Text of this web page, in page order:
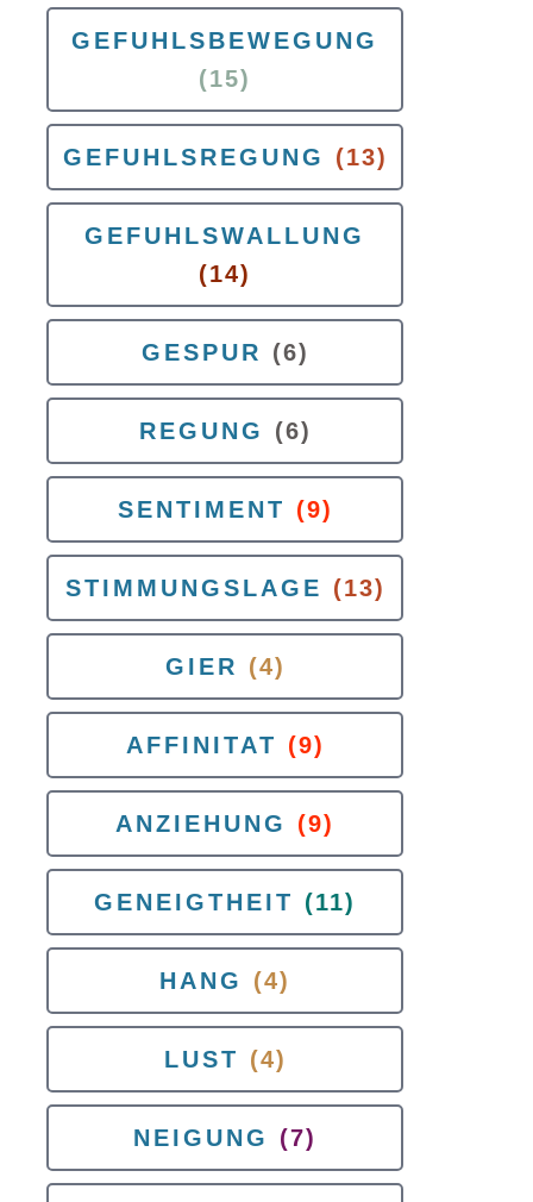
GEFUHLSBEWEGUNG
(15)
GEFUHLSREGUNG (13)
GEFUHLSWALLUNG
(14)
GESPUR (6)
REGUNG (6)
SENTIMENT (9)
STIMMUNGSLAGE (13)
GIER (4)
AFFINITAT (9)
ANZIEHUNG (9)
GENEIGTHEIT (11)
HANG (4)
LUST (4)
NEIGUNG (7)